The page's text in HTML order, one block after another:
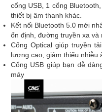
cổng USB, 1 cổng
thiết bị âm thanh khác.
Kết nối Bluetooth 5.0 mới
ổn định, đường truyền xa và
Cổng Optical giúp truyền
lượng cao, giảm thiểu nhiễu
Cổng USB giúp bạn dễ